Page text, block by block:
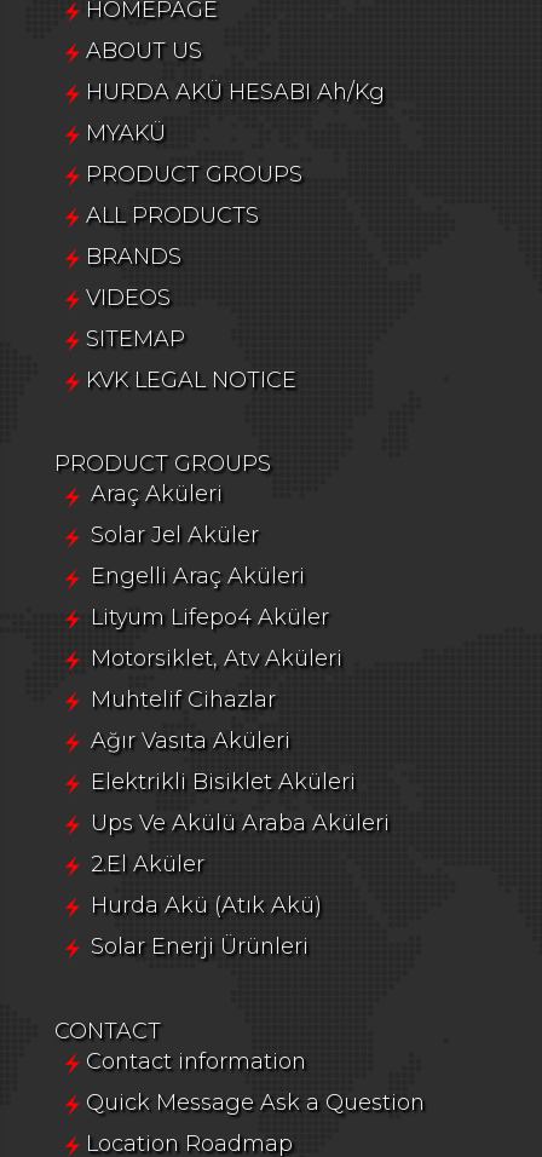
HOMEPAGE
ABOUT US
HURDA AKÜ HESABI Ah/Kg
MYAKÜ
PRODUCT GROUPS
ALL PRODUCTS
BRANDS
VIDEOS
SITEMAP
KVK LEGAL NOTICE
PRODUCT GROUPS
Araç Aküleri
Solar Jel Aküler
Engelli Araç Aküleri
Lityum Lifepo4 Aküler
Motorsiklet, Atv Aküleri
Muhtelif Cihazlar
Ağır Vasıta Aküleri
Elektrikli Bisiklet Aküleri
Ups Ve Akülü Araba Aküleri
2.El Aküler
Hurda Akü (Atık Akü)
Solar Enerji Ürünleri
CONTACT
Contact information
Quick Message Ask a Question
Location Roadmap